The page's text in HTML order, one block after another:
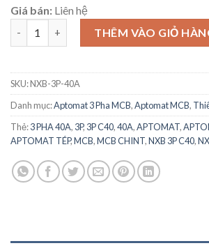
Giá bán: Liên hệ
MCB 3 Pha 40A Aptomat NXB-63 3P C40
THÊM VÀO GIỎ
SKU:NXB-3P-40A
Danh mục:Aptomat 3 Pha MCB,Aptomat MCB,
Thẻ:3 PHA 40A, 3P, 3P C40,40A,APTOMAT,
APTOMAT TÉP,MCB,MCB CHINT,NXB 3P C40,